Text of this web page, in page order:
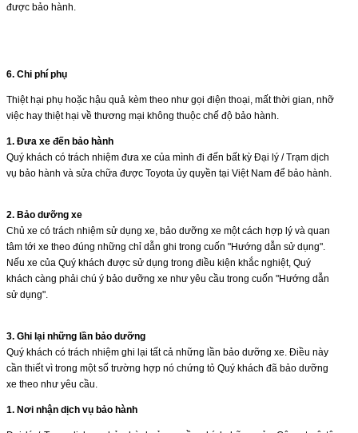
được bảo hành.
6. Chi phí phụ
Thiệt hại phụ hoặc hậu quả kèm theo như gọi điện thoại, mất thời gian, nhỡ
việc hay thiệt hại về thương mại không thuộc chế độ bảo hành.
1. Ðưa xe đến bảo hành
Quý khách có trách nhiệm đưa xe của mình đi đến bất kỳ Ðại lý / Trạm dịch
vụ bảo hành và sửa chữa được Toyota ủy quyền tại Việt Nam để bảo hành.
2. Bảo dưỡng xe
Chủ xe có trách nhiệm sử dụng xe, bảo dưỡng xe một cách hợp lý và quan
tâm tới xe theo đúng những chỉ dẫn ghi trong cuốn "Hướng dẫn sử dụng".
Nếu xe của Quý khách được sử dụng trong điều kiện khắc nghiệt, Quý
khách càng phải chú ý bảo dưỡng xe như yêu cầu trong cuốn "Hướng dẫn
sử dụng".
3. Ghi lại những lần bảo dưỡng
Quý khách có trách nhiệm ghi lại tất cả những lần bảo dưỡng xe. Ðiều này
cần thiết vì trong một số trường hợp nó chứng tỏ Quý khách đã bảo dưỡng
xe theo như yêu cầu.
1. Nơi nhận dịch vụ bảo hành